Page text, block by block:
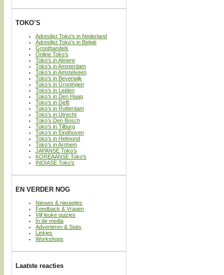
TOKO’S
Adreslijst Toko’s in Nederland
Adreslijst Toko’s in België
Groothandels
Online Toko’s
Toko’s in Almere
Toko’s in Amsterdam
Toko’s in Amstelveen
Toko’s in Beverwijk
Toko’s in Groningen
Toko’s in Leiden
Toko’s in Den Haag
Toko’s in Delft
Toko’s in Rotterdam
Toko’s in Utrecht
Toko’s Den Bosch
Toko’s in Tilburg
Toko’s in Eindhoven
Toko’s in Helmond
Toko’s in Arnhem
JAPANSE Toko’s
KOREAANSE Toko’s
INDIASE Toko’s
EN VERDER NOG
Nieuws & nieuwtjes
Feedback & Vragen
Vijf leuke quizjes
In de media
Adverteren & Stats
Linkjes
Workshops
Laatste reacties